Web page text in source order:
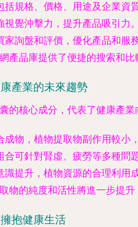
括規格、價格、用途及企業資
視覺沖擊力，提升產品吸引力。
家詢盤和評價，優化產品和服務
產品庫提供了便捷的搜索和
產業的未來趨勢
的核心成分，代表了健康產
成物，植物提取物副作用較小
合可針對腎虛、疲勞等多種問
識提升，植物資源的合理利用
物的純度和活性將進一步提
抱健康生活